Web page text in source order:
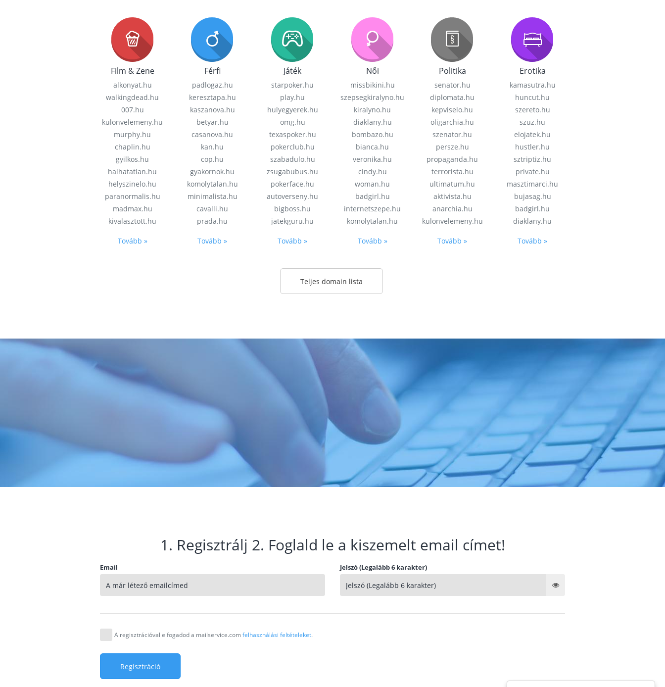
Film & Zene
alkonyat.hu
walkingdead.hu
007.hu
kulonvelemeny.hu
murphy.hu
chaplin.hu
gyilkos.hu
halhatatlan.hu
helyszinelo.hu
paranormalis.hu
madmax.hu
kivalasztott.hu
Tovább »
Férfi
padlogaz.hu
keresztapa.hu
kaszanova.hu
betyar.hu
casanova.hu
kan.hu
cop.hu
gyakornok.hu
komolytalan.hu
minimalista.hu
cavalli.hu
prada.hu
Tovább »
Játék
starpoker.hu
play.hu
hulyegyerek.hu
omg.hu
texaspoker.hu
pokerclub.hu
szabadulo.hu
zsugabubus.hu
pokerface.hu
autoverseny.hu
bigboss.hu
jatekguru.hu
Tovább »
Női
missbikini.hu
szepsegkiralyno.hu
kiralyno.hu
diaklany.hu
bombazo.hu
bianca.hu
veronika.hu
cindy.hu
woman.hu
badgirl.hu
internetszepe.hu
komolytalan.hu
Tovább »
Politika
senator.hu
diplomata.hu
kepviselo.hu
oligarchia.hu
szenator.hu
persze.hu
propaganda.hu
terrorista.hu
ultimatum.hu
aktivista.hu
anarchia.hu
kulonvelemeny.hu
Tovább »
Erotika
kamasutra.hu
huncut.hu
szereto.hu
szuz.hu
elojatek.hu
hustler.hu
sztriptiz.hu
private.hu
masztimarci.hu
bujasag.hu
badgirl.hu
diaklany.hu
Tovább »
Teljes domain lista
1. Regisztrálj 2. Foglald le a kiszemelt email címet!
Email Jelszó (Legalább 6 karakter)
A regisztrációval elfogadod a mailservice.comfelhasználási feltételeket.
Regisztráció